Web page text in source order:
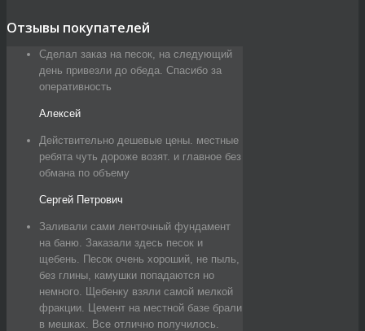
Отзывы покупателей
Сделал заказ на песок, на следующий
день привезли до обеда. Спасибо за
оперативность
Алексей
Действительно дешевые цены. местные
ребята чуть дороже возят. и главное без
обмана по объему
Сергей Петрович
Заливали сами ленточный фундамент
на баню. Заказали здесь песок и
щебень. Песок очень хороший, не пыль,
без глины, камушки попадаются но
немного. Щебенку взяли самой мелкой
фракции. Цемент на местной базе брали
в мешках. Все отлично получилось.